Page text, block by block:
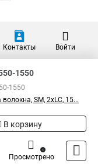
Контакты Войти
1550
1550
SM, 2хLC, 15...
В корзину
Просмотрено
1